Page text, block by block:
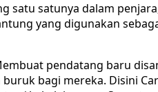
satu satunya dalam
yang digunakan
pendatang baru
bagi mereka. Disini